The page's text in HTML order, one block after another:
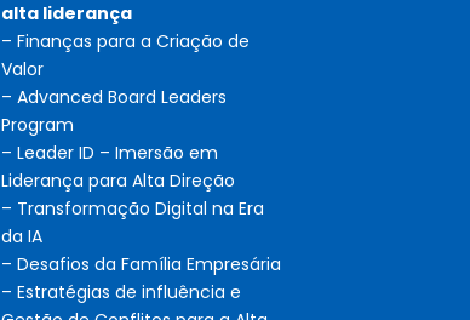
alta liderança
– Finanças para a Criação de
Valor
– Advanced Board Leaders
Program
– Leader ID – Imersão em
Liderança para Alta Direção
– Transformação Digital na Era
da IA
– Desafios da Família Empresária
– Estratégias de influência e